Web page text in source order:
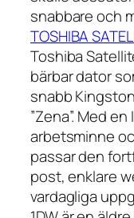
snabbare och
TOSHIBA
Toshiba
bärbar dator
snabb
”Zena”. Med
arbetsminne
passar den
post, enklare
vardagliga